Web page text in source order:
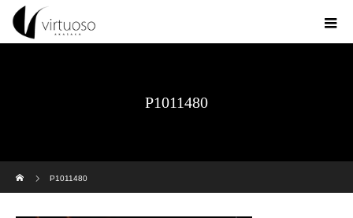
P1011480
P1011480